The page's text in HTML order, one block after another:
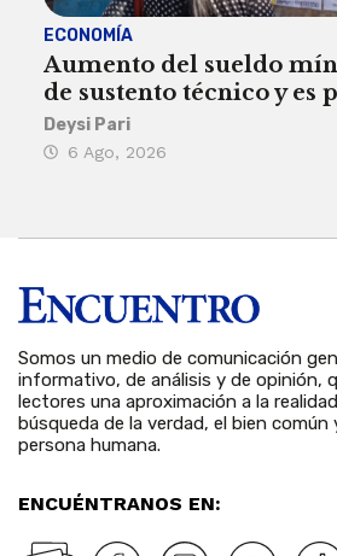
ECONOMÍA
Aumento del sueldo
de sustento técnico y es
Deysi Pari
6 Ago, 2026
Somos un medio de comunicación
informativo, de análisis y de opinión,
lectores una aproximación a la
búsqueda de la verdad, el bien común
persona humana.
ENCUÉNTRANOS EN: